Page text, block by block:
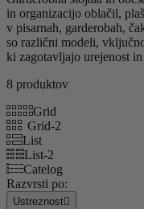
in organizacijo oblačil,
v pisarnah, garderobah,
so različni modeli,
ki zagotavljajo urejenost in
8 produktov
Grid
Grid-2
List
List-2
Catelog
Razvrsti po:
Ustreznost